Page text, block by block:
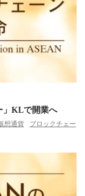
」KLで開業へ
想通貨
ブロックチェー